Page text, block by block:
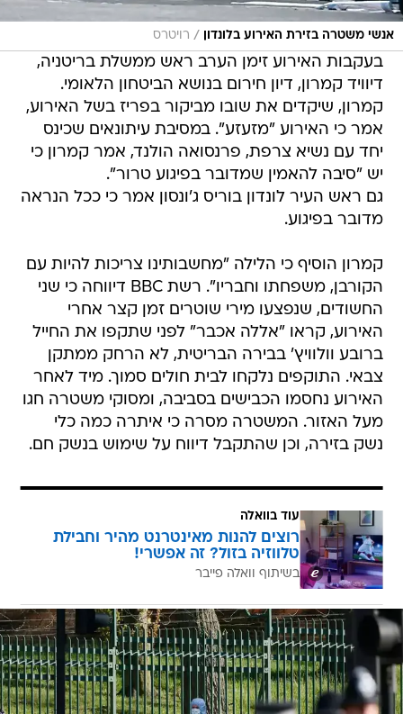
אנשי משטרה בזירת האירוע בלונדון / רויטרס
בעקבות האירוע זימן הערב ראש ממשלת בריטניה,
דיוויד קמרון, דיון חירום בנושא הביטחון הלאומי.
קמרון, שיקדים את שובו מביקור בפריז בשל האירוע,
אמר כי האירוע "מזעזע". במסיבת עיתונאים שכינס
יחד עם נשיא צרפת, פרנסואה הולנד, אמר קמרון כי
יש "סיבה להאמין שמדובר בפיגוע טרור".
גם ראש העיר לונדון בוריס ג'ונסון אמר כי ככל הנראה
מדובר בפיגוע.
קמרון הוסיף כי הלילה "מחשבותינו צריכות להיות עם
הקורבן, משפחתו וחבריו". רשת BBC דיווחה כי שני
החשודים, שנפצעו מירי שוטרים זמן קצר אחרי
האירוע, קראו "אללה אכבר" לפני שתקפו את החייל
ברובע וולוויץ' בבירה הבריטית, לא הרחק ממתקן
צבאי. התוקפים נלקחו לבית חולים סמוך. מיד לאחר
האירוע נחסמו הכבישים בסביבה, ומסוקי משטרה חגו
מעל האזור. המשטרה מסרה כי איתרה כמה כלי
נשק בזירה, וכן שהתקבל דיווח על שימוש בנשק חם.
עוד בוואלה
רוצים להנות מאינטרנט מהיר וחבילת
טלווזיה בזול? זה אפשרי!
בשיתוף וואלה פייבר